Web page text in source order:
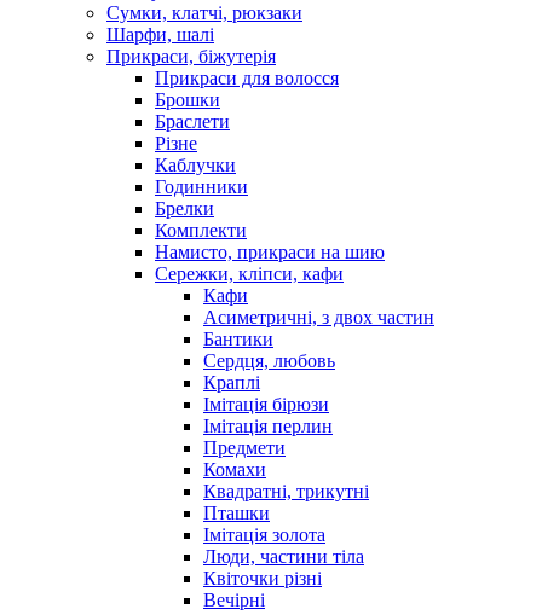
Сумки, клатчі, рюкзаки
Шарфи, шалі
Прикраси, біжутерія
Прикраси для волосся
Брошки
Браслети
Різне
Каблучки
Годинники
Брелки
Комплекти
Намисто, прикраси на шию
Сережки, кліпси, кафи
Кафи
Асиметричні, з двох частин
Бантики
Сердця, любовь
Краплі
Імітація бірюзи
Імітація перлин
Предмети
Комахи
Квадратні, трикутні
Пташки
Імітація золота
Люди, частини тіла
Квіточки різні
Вечірні